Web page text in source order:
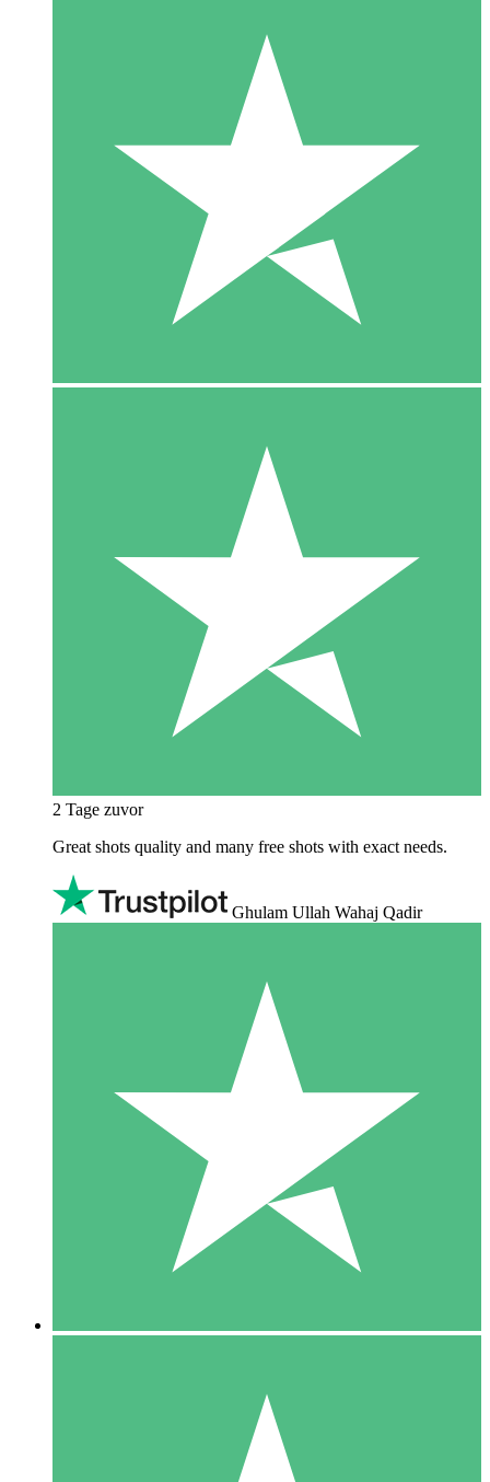
2 Tage zuvor
Great shots quality and many free shots with exact needs.
Ghulam Ullah Wahaj Qadir